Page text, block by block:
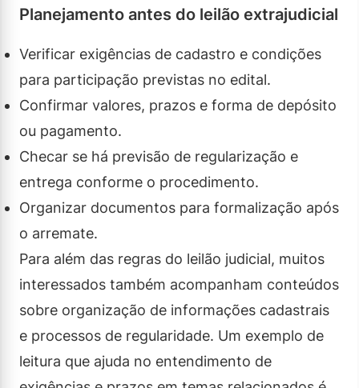
Planejamento antes do leilão extrajudicial
Verificar exigências de cadastro e condições
para participação previstas no edital.
Confirmar valores, prazos e forma de depósito
ou pagamento.
Checar se há previsão de regularização e
entrega conforme o procedimento.
Organizar documentos para formalização após
o arremate.
Para além das regras do leilão judicial, muitos
interessados também acompanham conteúdos
sobre organização de informações cadastrais
e processos de regularidade. Um exemplo de
leitura que ajuda no entendimento de